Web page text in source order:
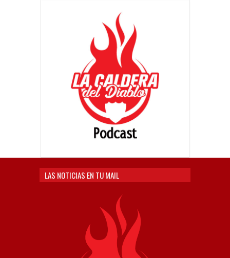
LAS NOTICIAS EN TU MAIL